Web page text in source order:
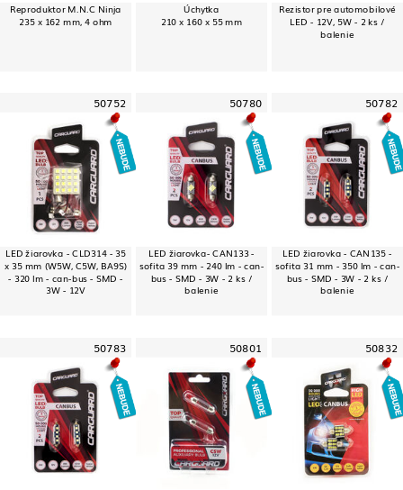
Reproduktor M.N.C Ninja
235 x 162 mm, 4 ohm
Úchytka
210 x 160 x 55 mm
Rezistor pre automobilové
LED - 12V, 5W - 2 ks /
balenie
50752
LED žiarovka - CLD314 - 35
x 35 mm (W5W, C5W, BA9S)
- 320 lm - can-bus - SMD -
3W - 12V
50780
LED žiarovka- CAN133 -
sofita 39 mm - 240 lm - can-
bus - SMD - 3W - 2 ks /
balenie
50782
LED žiarovka - CAN135 -
sofita 31 mm - 350 lm - can-
bus - SMD - 3W - 2 ks /
balenie
50783 50801 50832